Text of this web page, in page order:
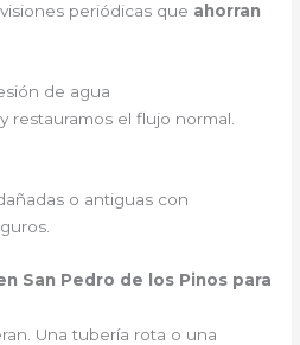
periódicas que ahorran
de agua
restauramos el flujo normal.
o antiguas con
San Pedro de los Pinos para
Una tubería rota o una